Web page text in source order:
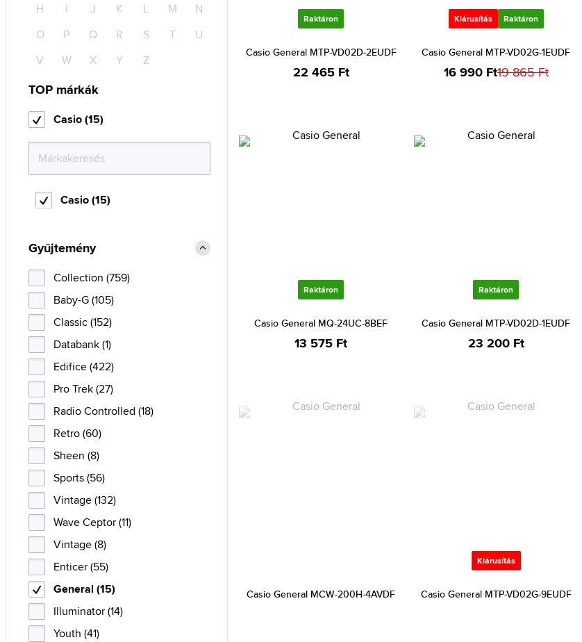
Raktáron
Casio General MTP-VD02D-2EUDF
22 465 Ft
Kiárusítás Raktáron
Casio General MTP-VD02G-1EUDF
16 990 Ft19 865 Ft
Raktáron
Casio General MQ-24UC-8BEF
13 575 Ft
Raktáron
Casio General MTP-VD02D-1EUDF
23 200 Ft
Casio General MCW-200H-4AVDF
Kiárusítás
Casio General MTP-VD02G-9EUDF
H
I J K L M
N
O
P Q R S T
U
V
W X Y Z
TOP márkák
Casio (15)
Casio (15)
Gyűjtemény
Collection (759)
Baby-G (105)
Classic (152)
Databank (1)
Edifice (422)
Pro Trek (27)
Radio Controlled (18)
Retro (60)
Sheen (8)
Sports (56)
Vintage (132)
Wave Ceptor (11)
Vintage (8)
Enticer (55)
General (15)
Illuminator (14)
Youth (41)